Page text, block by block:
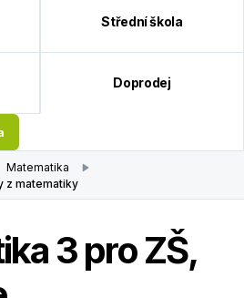
Střední škola
Doprodej
Matematika
z matematiky
3 pro ZŠ,